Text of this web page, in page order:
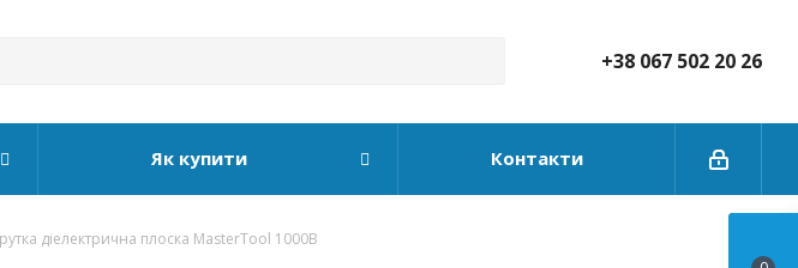
+38 067 502 20 26
Як купити Контакти
діелектрична плоска MasterTool 1000В